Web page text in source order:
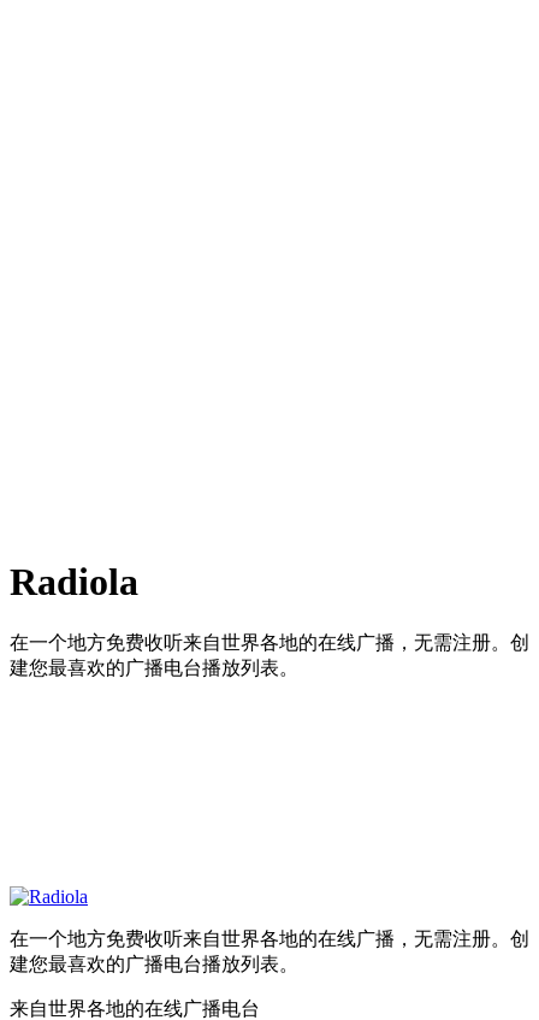
Radiola
在一个地方免费收听来自世界各地的在线广播，无需注册。创
建您最喜欢的广播电台播放列表。
在一个地方免费收听来自世界各地的在线广播，无需注册。创
建您最喜欢的广播电台播放列表。
来自世界各地的在线广播电台